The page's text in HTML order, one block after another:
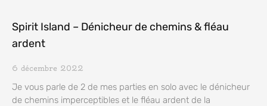
Spirit Island – Dénicheur de chemins & fléau
ardent
6 décembre 2022
Je vous parle de 2 de mes parties en solo avec le dénicheur
de chemins imperceptibles et le fléau ardent de la